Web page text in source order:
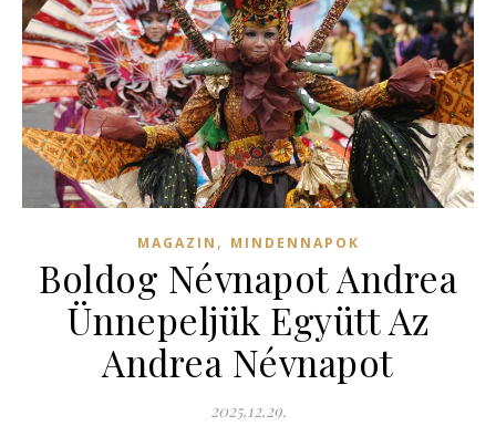
MAGAZIN , MINDENNAPOK
Boldog Névnapot Andrea
Ünnepeljük Együtt Az
Andrea Névnapot
2025.12.29.